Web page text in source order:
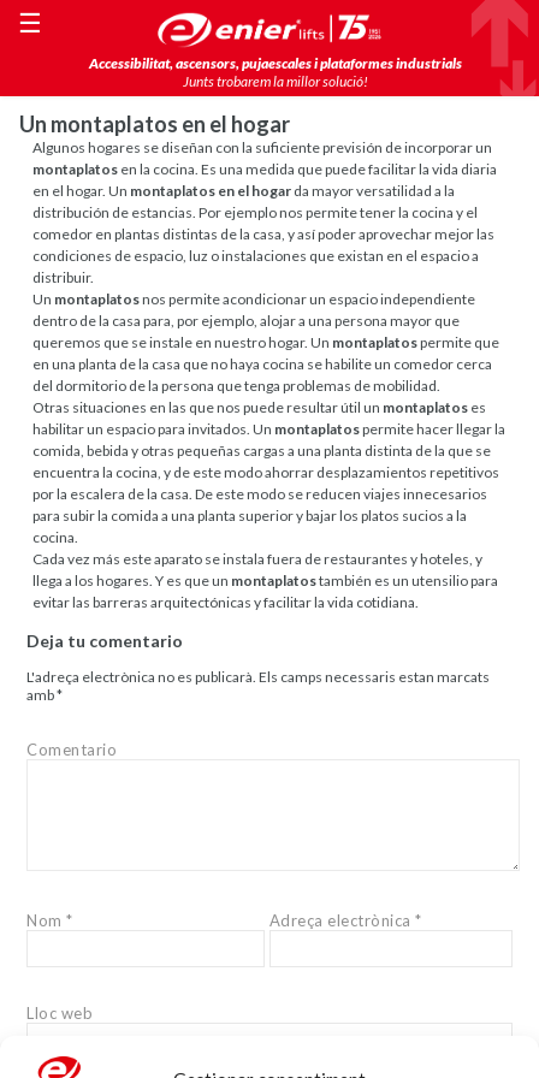
Accessibilitat, ascensors, pujaescales i plataformes industrials
Junts trobarem la millor solució!
☰
Un montaplatos en el hogar
Algunos hogares se diseñan con la suficiente previsión de incorporar un
montaplatos en la cocina. Es una medida que puede facilitar la vida diaria
en el hogar. Un montaplatos en el hogar da mayor versatilidad a la
distribución de estancias. Por ejemplo nos permite tener la cocina y el
comedor en plantas distintas de la casa, y así poder aprovechar mejor las
condiciones de espacio, luz o instalaciones que existan en el espacio a
distribuir.
Un montaplatosnos permite acondicionar un espacio independiente
dentro de la casa para, por ejemplo, alojar a una persona mayor que
queremos que se instale en nuestro hogar. Un montaplatospermite que
en una planta de la casa que no haya cocina se habilite un comedor cerca
del dormitorio de la persona que tenga problemas de mobilidad.
Otras situaciones en las que nos puede resultar útil un montaplatos es
habilitar un espacio para invitados. Un montaplatospermite hacer llegar la
comida, bebida y otras pequeñas cargas a una planta distinta de la que se
encuentra la cocina, y de este modo ahorrar desplazamientos repetitivos
por la escalera de la casa. De este modo se reducen viajes innecesarios
para subir la comida a una planta superior y bajar los platos sucios a la
cocina.
Cada vez más este aparato se instala fuera de restaurantes y hoteles, y
llega a los hogares. Y es que un montaplatostambién es un utensilio para
evitar las barreras arquitectónicas y facilitar la vida cotidiana.
Deja tu comentario
L'adreça electrònica no es publicarà. Els camps necessaris estan marcats
amb*
Comentario
Nom* Adreça electrònica*
Lloc web